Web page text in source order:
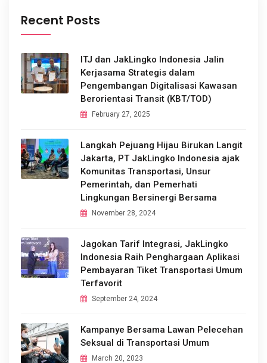
Recent Posts
ITJ dan JakLingko Indonesia Jalin
Kerjasama Strategis dalam
Pengembangan Digitalisasi Kawasan
Berorientasi Transit (KBT/TOD)
February 27, 2025
Langkah Pejuang Hijau Birukan Langit
Jakarta, PT JakLingko Indonesia ajak
Komunitas Transportasi, Unsur
Pemerintah, dan Pemerhati
Lingkungan Bersinergi Bersama
November 28, 2024
Jagokan Tarif Integrasi, JakLingko
Indonesia Raih Penghargaan Aplikasi
Pembayaran Tiket Transportasi Umum
Terfavorit
September 24, 2024
Kampanye Bersama Lawan Pelecehan
Seksual di Transportasi Umum
March 20, 2023